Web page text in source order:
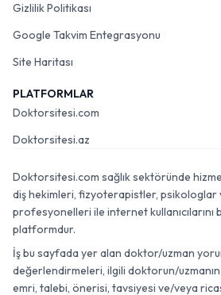
Gizlilik Politikası
Google Takvim Entegrasyonu
Site Haritası
PLATFORMLAR
Doktorsitesi.com
Doktorsitesi.az
Doktorsitesi.com sağlık sektöründe
diş hekimleri, fizyoterapistler, psikologlar
profesyonelleri ile internet kullanıcılarını
platformdur.
İş bu sayfada yer alan doktor/uzman
değerlendirmeleri, ilgili doktorun/
emri, talebi, önerisi, tavsiyesi ve/veya